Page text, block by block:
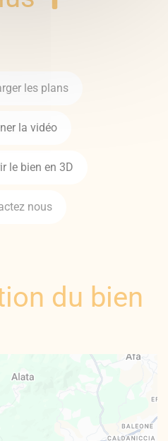
les plans
la vidéo
le bien en 3D
nous
du bien